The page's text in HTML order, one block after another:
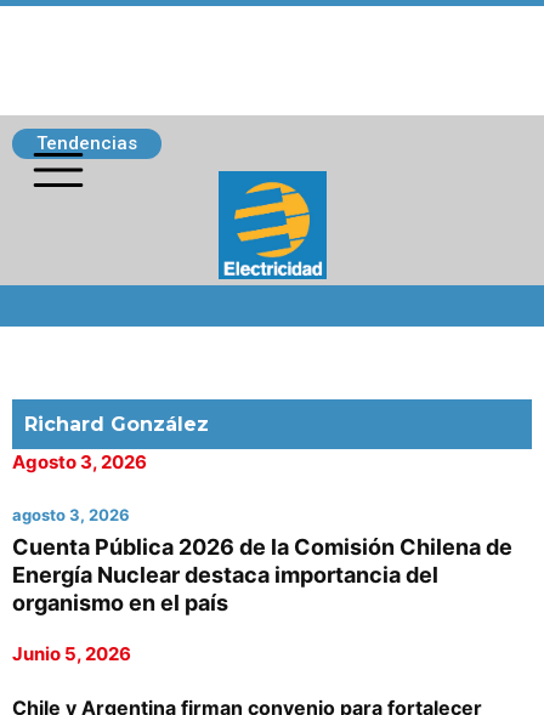
Tendencias
Richard González
Agosto 3, 2026
agosto 3, 2026
Cuenta Pública 2026 de la Comisión Chilena de
Energía Nuclear destaca importancia del
organismo en el país
Junio 5, 2026
Chile y Argentina firman convenio para fortalecer